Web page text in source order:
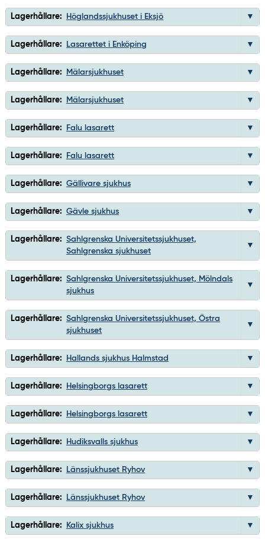
Lagerhållare: Höglandssjukhuset i Eksjö
Lagerhållare: Lasarettet i Enköping
Lagerhållare: Mälarsjukhuset
Lagerhållare: Mälarsjukhuset
Lagerhållare: Falu lasarett
Lagerhållare: Falu lasarett
Lagerhållare: Gällivare sjukhus
Lagerhållare: Gävle sjukhus
Lagerhållare: Sahlgrenska Universitetssjukhuset,
Sahlgrenska sjukhuset
Lagerhållare: Sahlgrenska Universitetssjukhuset, Mölndals
sjukhus
Lagerhållare: Sahlgrenska Universitetssjukhuset, Östra
sjukhuset
Lagerhållare: Hallands sjukhus Halmstad
Lagerhållare: Helsingborgs lasarett
Lagerhållare: Helsingborgs lasarett
Lagerhållare: Hudiksvalls sjukhus
Lagerhållare: Länssjukhuset Ryhov
Lagerhållare: Länssjukhuset Ryhov
Lagerhållare: Kalix sjukhus